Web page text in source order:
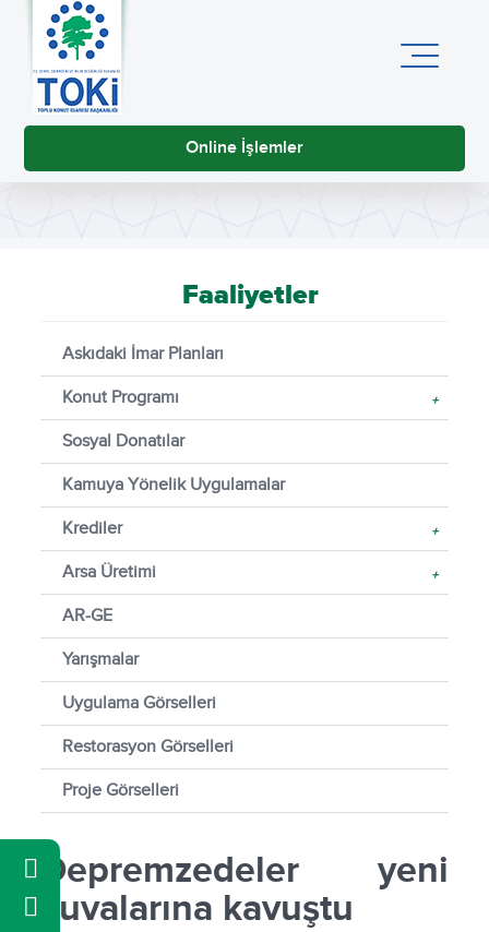
Online İşlemler
Faaliyetler
Askıdaki İmar Planları
Konut Programı +
Sosyal Donatılar
Kamuya Yönelik Uygulamalar
Krediler +
Arsa Üretimi +
AR-GE
Yarışmalar
Uygulama Görselleri
Restorasyon Görselleri
Proje Görselleri
Depremzedeler yeni
yuvalarına kavuştu